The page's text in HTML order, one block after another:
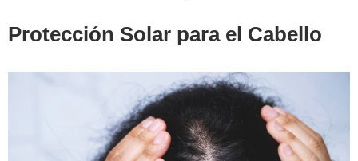
Protección Solar para el Cabello